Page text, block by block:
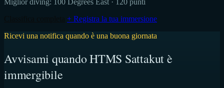
Miglior diving: 100 Degrees East · 120 punti
+ Registra la tua immersione
Ricevi una notifica quando è una buona giornata
Avvisami quando HTMS Sattakut è
immergibile